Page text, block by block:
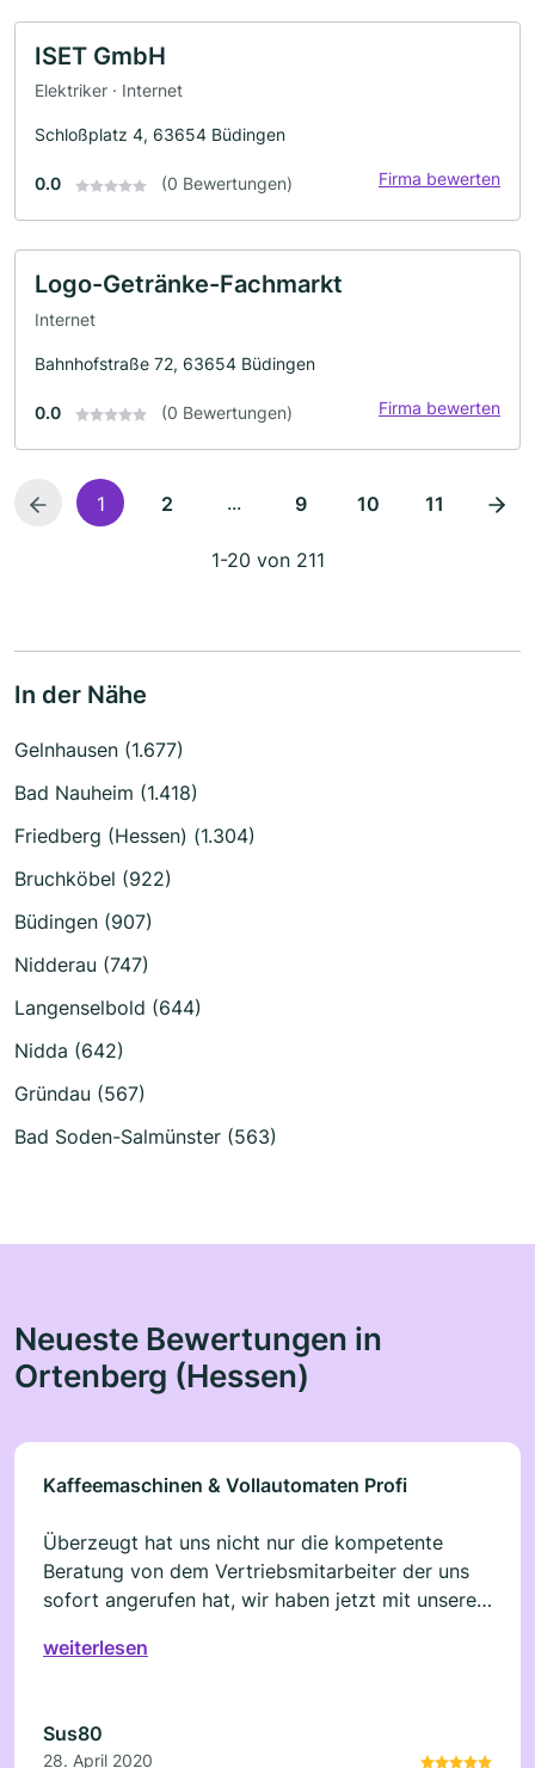
ISET GmbH
Elektriker · Internet
Schloßplatz 4, 63654 Büdingen
0.0 (0 Bewertungen) Firma bewerten
Logo-Getränke-Fachmarkt
Internet
Bahnhofstraße 72, 63654 Büdingen
0.0 (0 Bewertungen) Firma bewerten
1 2 ... 9 10 11
1-20 von 211
In der Nähe
Gelnhausen (1.677)
Bad Nauheim (1.418)
Friedberg (Hessen) (1.304)
Bruchköbel (922)
Büdingen (907)
Nidderau (747)
Langenselbold (644)
Nidda (642)
Gründau (567)
Bad Soden-Salmünster (563)
Neueste Bewertungen in
Ortenberg (Hessen)
Kaffeemaschinen & Vollautomaten Profi
Überzeugt hat uns nicht nur die kompetente
Beratung von dem Vertriebsmitarbeiter der uns
sofort angerufen hat, wir haben jetzt mit unseren
Hingucker in unserem Büro. Dank einer
zusätzlichen Spezialitäten einen Vollautomaten
weiterlesen
Sus80
28. April 2020